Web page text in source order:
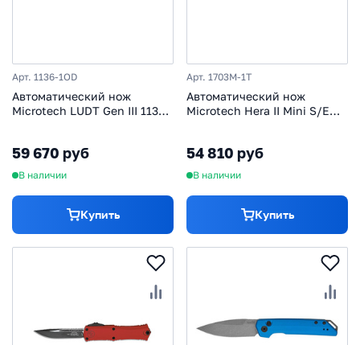
Арт. 1136-1OD
Автоматический нож
Microtech LUDT Gen III 1136-
59 670 руб
В наличии
Купить
Арт. 1703M-1T
Автоматический нож
Microtech Hera II Mini S/E
54 810 руб
В наличии
Купить